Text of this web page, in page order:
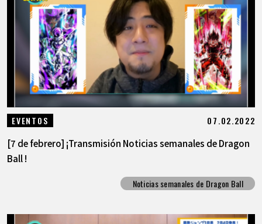
EVENTOS 07.02.2022
[7 de febrero] ¡Transmisión Noticias semanales de Dragon
Ball !
Noticias semanales de Dragon Ball